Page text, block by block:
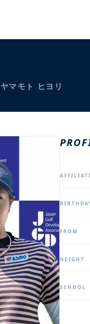
ヤマモト ヒヨリ
FROM
HEIGHT
SCHOOL